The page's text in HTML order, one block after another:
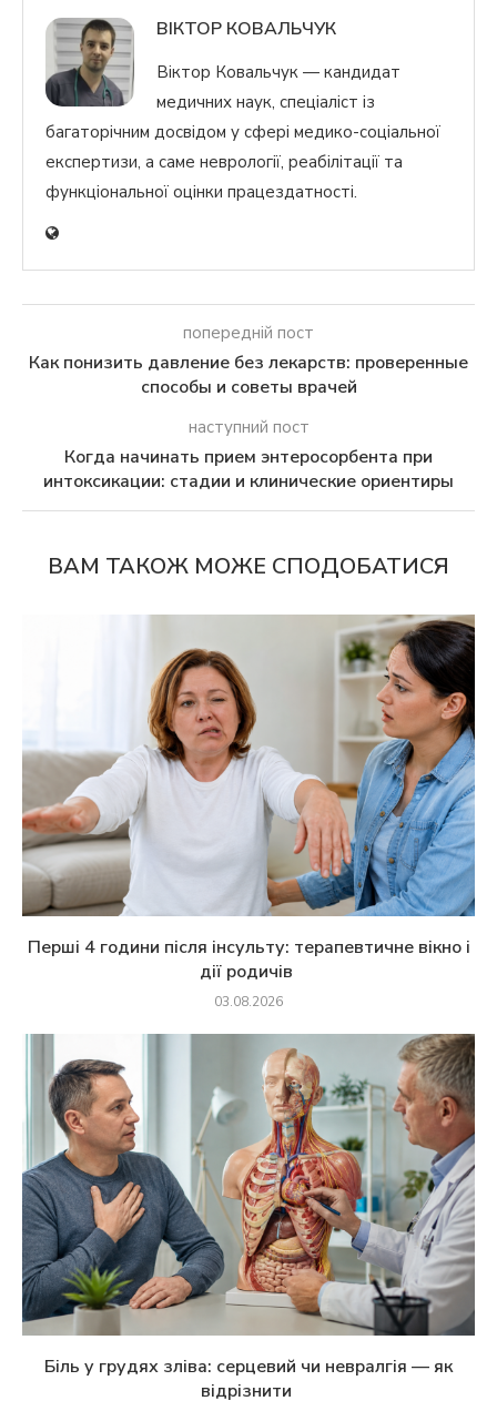
ВІКТОР КОВАЛЬЧУК
Віктор Ковальчук — кандидат
медичних наук, спеціаліст із
багаторічним досвідом у сфері медико-соціальної
експертизи, а саме неврології, реабілітації та
функціональної оцінки працездатності.
попередній пост
Как понизить давление без лекарств: проверенные
способы и советы врачей
наступний пост
Когда начинать прием энтеросорбента при
интоксикации: стадии и клинические ориентиры
ВАМ ТАКОЖ МОЖЕ СПОДОБАТИСЯ
Перші 4 години після інсульту: терапевтичне вікно і
дії родичів
03.08.2026
Біль у грудях зліва: серцевий чи невралгія — як
відрізнити